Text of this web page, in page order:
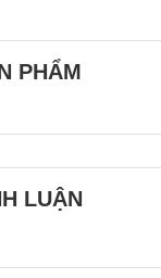
Kích thước trong:
PHẨM
LUẬN